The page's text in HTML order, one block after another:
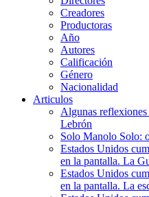
Creadores
Productoras
Año
Autores
Calificación
Género
Nacionalidad
Articulos
Algunas
Lebrón
Solo Manolo Solo:
Estados Unidos
en la pantalla. La
Estados Unidos
en la pantalla. La